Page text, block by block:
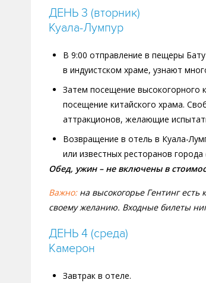
ДЕНЬ 3 (вторник)
Куала-Лумпур
В 9:00 отправление в пещеры
в индуистском храме, узнают
Затем посещение высокогорного
посещение китайского храма.
аттракционов, желающие
Возвращение в отель в Куала-
или известных ресторанов
Обед, ужин – не включены в
Важно:на высокогорье Гентинг есть
своему желанию. Входные билеты
ДЕНЬ 4 (среда)
Камерон
Завтрак в отеле.